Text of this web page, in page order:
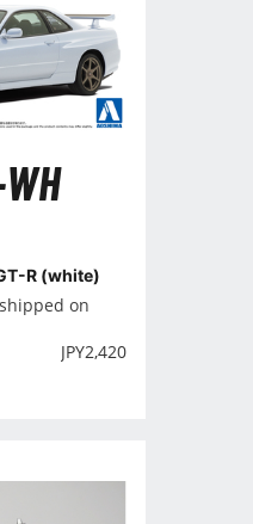
R (white)
on
JPY2,420